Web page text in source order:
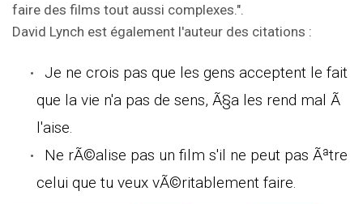
faire des films tout aussi complexes.".
David Lynch est également l'auteur des citations :
Je ne crois pas que les gens acceptent le fait
que la vie n'a pas de sens, Ã§a les rend mal Ã
l'aise.
Ne rÃ©alise pas un film s'il ne peut pas Ãªtre
celui que tu veux vÃ©ritablement faire.